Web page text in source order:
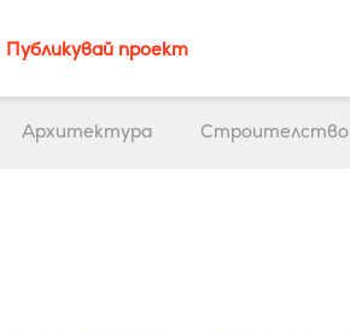
Публикувай проект
Архитектура Строителство